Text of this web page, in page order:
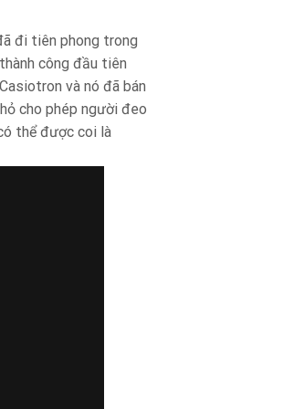
đi tiên phong trong
công đầu tiên
và nó đã bán
cho phép người đeo
thể được coi là